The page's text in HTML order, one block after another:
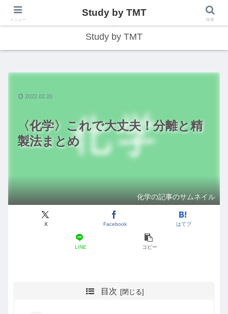
総合型学習サイト
Study by TMT
〈化学〉これで大丈夫！分離と精
製法まとめ
化学の記事のサムネイル
X Facebook はてブ
LINE コピー
2022.02.20
目次
メニュー
Study by TMT
検索